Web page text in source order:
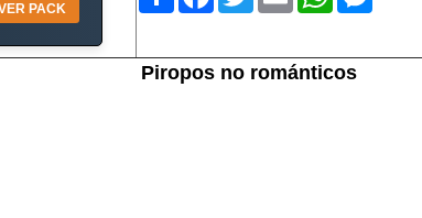
PACK
Piropos no románticos